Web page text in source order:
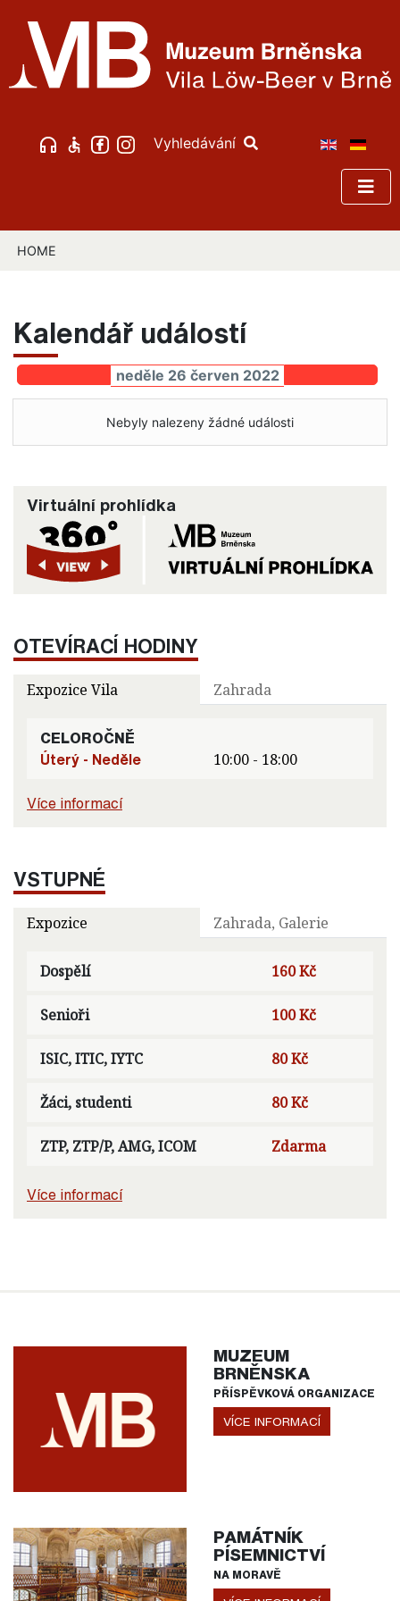
Vyhledávání
HOME
Kalendář událostí
neděle 26 červen 2022
Nebyly nalezeny žádné události
Virtuální prohlídka
OTEVÍRACÍ HODINY
Expozice Vila Zahrada
CELOROČNĚ
Úterý - Neděle
10:00 - 18:00
Více informací
VSTUPNÉ
Expozice Zahrada, Galerie
Dospělí 160 Kč
Senioři 100 Kč
ISIC, ITIC, IYTC 80 Kč
Žáci, studenti 80 Kč
ZTP, ZTP/P, AMG, ICOM Zdarma
Více informací
MUZEUM
BRNĚNSKA
PŘÍSPĚVKOVÁ ORGANIZACE
VÍCE INFORMACÍ
PAMÁTNÍK
PÍSEMNICTVÍ
NA MORAVĚ